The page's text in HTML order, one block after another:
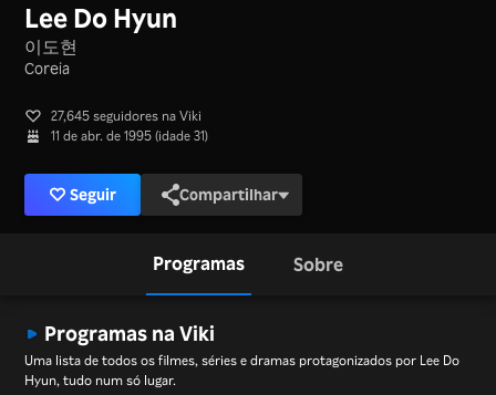
Lee Do Hyun
이도현
Coreia
27,645 seguidores na Viki
11 de abr. de 1995 (idade 31)
Seguir Compartilhar
Programas Sobre
Programas na Viki
Uma lista de todos os filmes, séries e dramas protagonizados por Lee Do
Hyun, tudo num só lugar.